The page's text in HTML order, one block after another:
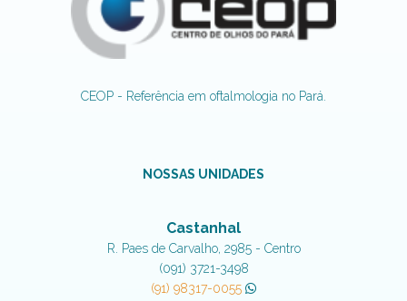
CEOP - Referência em oftalmologia no Pará.
NOSSAS UNIDADES
Castanhal
R. Paes de Carvalho, 2985 - Centro
(091) 3721-3498
(91) 98317-0055